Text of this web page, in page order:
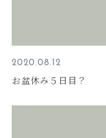
2020.08.12
お盆休み５日目？